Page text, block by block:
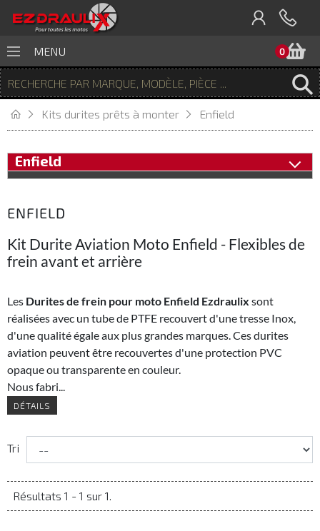
0
MENU
Kits durites prêts à monter Enfield
Enfield
ENFIELD
Kit Durite Aviation Moto Enfield - Flexibles de
frein avant et arrière
Les Durites de frein pour moto Enfield Ezdraulix sont
réalisées avec un tube de PTFE recouvert d'une tresse Inox,
d'une qualité égale aux plus grandes marques. Ces durites
aviation peuvent être recouvertes d'une protection PVC
opaque ou transparente en couleur.
Nous fabri...
DÉTAILS
Tri
Résultats 1 - 1 sur 1.